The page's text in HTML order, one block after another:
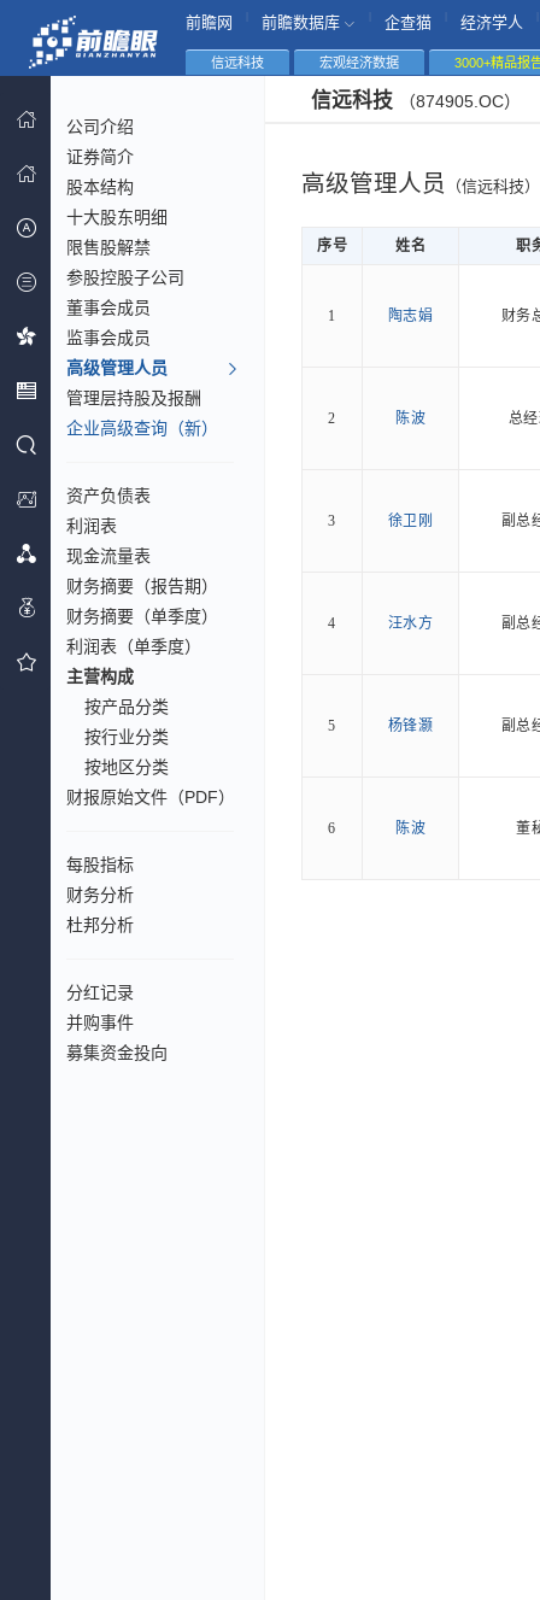
前瞻网 前瞻数据库 企查猫 经济学人
信远科技 宏观经济数据 3000+精品报
公司介绍
证券简介
股本结构
十大股东明细
限售股解禁
参股控股子公司
董事会成员
监事会成员
高级管理人员
管理层持股及报酬
企业高级查询（新）
资产负债表
利润表
现金流量表
财务摘要（报告期）
财务摘要（单季度）
利润表（单季度）
主营构成
按产品分类
按行业分类
按地区分类
财报原始文件（PDF）
每股指标
财务分析
杜邦分析
分红记录
并购事件
募集资金投向
信远科技 （874905.OC）
高级管理人员 （信远科技）
序号 姓名 职
1 陶志娟 财务
2 陈波 总
3 徐卫刚 副总
4 汪水方 副总
5 杨锋灏 副总
6 陈波 董